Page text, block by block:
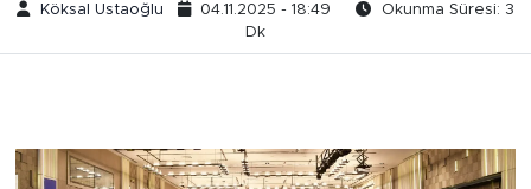
Köksal Ustaoğlu 04.11.2025 - 18:49
Okunma Süresi: 3
Dk